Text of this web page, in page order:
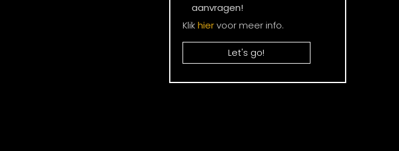
aanvragen!
Klikhiervoor meer info.